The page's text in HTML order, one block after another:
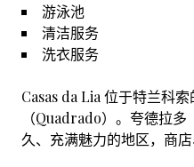
游泳池
清洁服务
洗衣服务
Casas da Lia 位于特兰科
（Quadrado）。夸德拉
久、充满魅力的地区，商店